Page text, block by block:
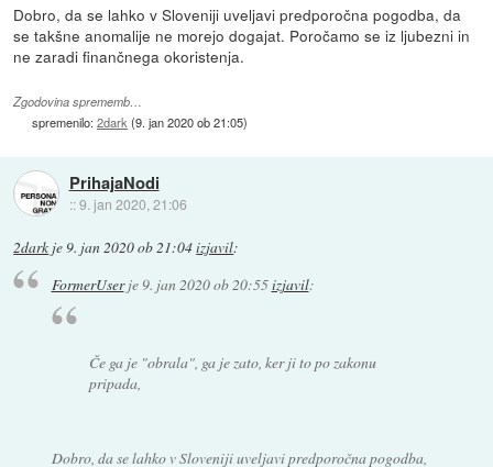
Dobro, da se lahko v Sloveniji uveljavi predporočna pogodba, da
se takšne anomalije ne morejo dogajat. Poročamo se iz ljubezni in
ne zaradi finančnega okoristenja.
Zgodovina sprememb…
spremenilo:2dark(9. jan 2020 ob 21:05)
PrihajaNodi
::9. jan 2020, 21:06
2dark je9. jan 2020 ob 21:04izjavil:
FormerUserje9. jan 2020 ob 20:55izjavil:
Če ga je "obrala", ga je zato, ker ji to po zakonu
pripada,
Dobro, da se lahko v Sloveniji uveljavi predporočna pogodba,